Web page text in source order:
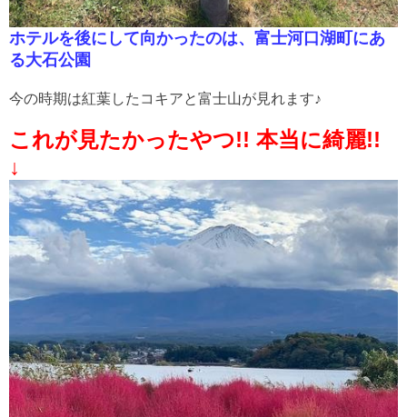
ホテルを後にして向かったのは、富士河口湖町にあ
る大石公園
今の時期は紅葉したコキアと富士山が見れます♪
これが見たかったやつ!! 本当に綺麗!!
↓